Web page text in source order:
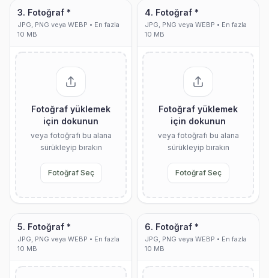
3. Fotoğraf *
JPG, PNG veya WEBP • En fazla
10 MB
Fotoğraf yüklemek
için dokunun
veya fotoğrafı bu alana
sürükleyip bırakın
Fotoğraf Seç
4. Fotoğraf *
JPG, PNG veya WEBP • En fazla
10 MB
Fotoğraf yüklemek
için dokunun
veya fotoğrafı bu alana
sürükleyip bırakın
Fotoğraf Seç
5. Fotoğraf *
JPG, PNG veya WEBP • En fazla
10 MB
6. Fotoğraf *
JPG, PNG veya WEBP • En fazla
10 MB